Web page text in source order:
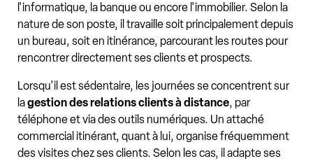
l'informatique, la banque ou encore l'immobilier. Selon la
nature de son poste, il travaille soit principalement depuis
un bureau, soit en itinérance, parcourant les routes pour
rencontrer directement ses clients et prospects.
Lorsqu'il est sédentaire, les journées se concentrent sur
lagestion des relations clients à distance, par
téléphone et via des outils numériques. Un attaché
commercial itinérant, quant à lui, organise fréquemment
des visites chez ses clients. Selon les cas, il adapte ses